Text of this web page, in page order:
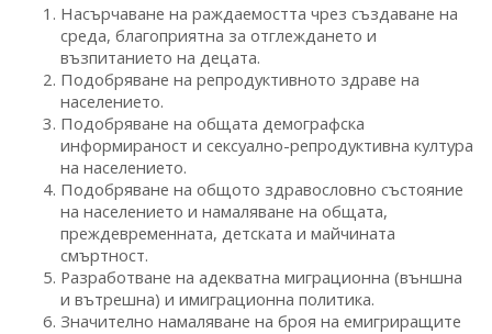
Насърчаване на раждаемостта чрез създаване на
среда, благоприятна за отглеждането и
възпитанието на децата.
Подобряване на репродуктивното здраве на
населението.
Подобряване на общата демографска
информираност и сексуално-репродуктивна култура
на населението.
Подобряване на общото здравословно състояние
на населението и намаляване на общата,
преждевременната, детската и майчината
смъртност.
Разработване на адекватна миграционна (външна
и вътрешна) и имиграционна политика.
Значително намаляване на броя на емигриращите